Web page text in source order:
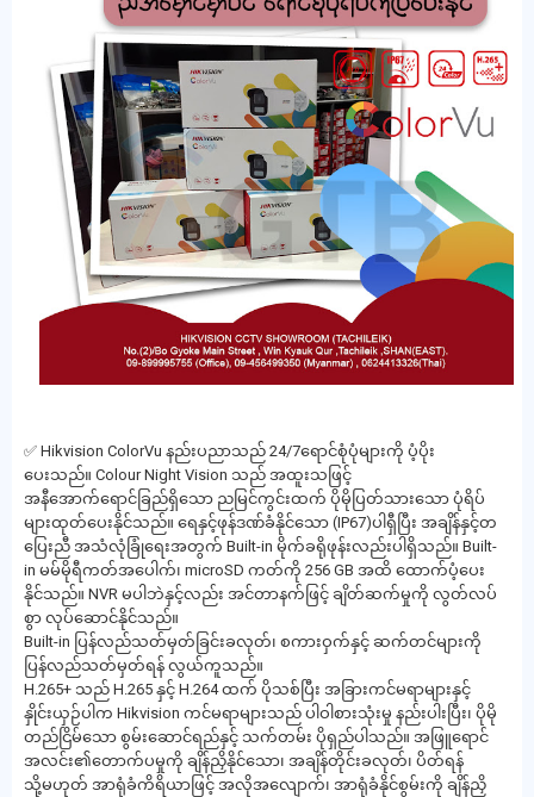
✅ Hikvision ColorVu နည်းပညာသည် 24/7ရောင်စုံပုံများကို ပံ့ပိုး
ပေးသည်။ Colour Night Vision သည် အထူးသဖြင့်
အနီအောက်ရောင်ခြည်ရှိသော ညမြင်ကွင်းထက် ပိုမိုပြတ်သားသော ပုံရိပ်
များထုတ်ပေးနိုင်သည်။ ရေနှင့်ဖုန်ဒဏ်ခံနိုင်သော (IP67)ပါရှီပြီး အချိန်နှင့်တ
ပြေးညီ အသံလုံခြုံရေးအတွက် Built-in မိုက်ခရိုဖုန်းလည်းပါရှိသည်။ Built-
in မမ်မိုရီကတ်အပေါက်၊ microSD ကတ်ကို 256 GB အထိ ထောက်ပံ့ပေး
နိုင်သည်။ NVR မပါဘဲနှင့်လည်း အင်တာနက်ဖြင့် ချိတ်ဆက်မှုကို လွတ်လပ်
စွာ လုပ်ဆောင်နိုင်သည်။
Built-in ပြန်လည်သတ်မှတ်ခြင်းခလုတ်၊ စကားဝှက်နှင့် ဆက်တင်များကို
ပြန်လည်သတ်မှတ်ရန် လွယ်ကူသည်။
H.265+ သည် H.265 နှင့် H.264 ထက် ပိုသစ်ပြီး အခြားကင်မရာများနှင့်
နှိုင်းယှဉ်ပါက Hikvision ကင်မရာများသည် ပါဝါစားသုံးမှု နည်းပါးပြီး၊ ပိုမို
တည်ငြိမ်သော စွမ်းဆောင်ရည်နှင့် သက်တမ်း ပိုရှည်ပါသည်။ အဖြူရောင်
အလင်း၏တောက်ပမှုကို ချိန်ညှိနိုင်သော၊ အချိန်တိုင်းခလုတ်၊ ပိတ်ရန်
သို့မဟုတ် အာရုံခံကိရိယာဖြင့် အလိုအလျောက်၊ အာရုံခံနိုင်စွမ်းကို ချိန်ညှိ